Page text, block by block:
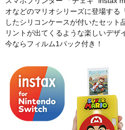
オなどのマリオシリーズに登場する
したシリコンケースが付いたセット
リントが出てくるような楽しいデザ
今ならフィルム1パック付き！